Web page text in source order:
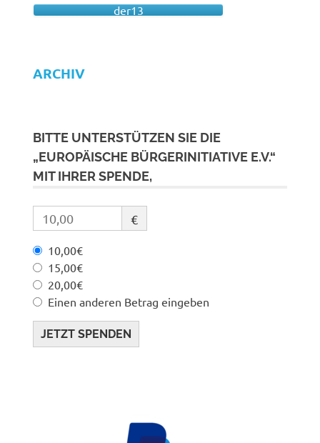
der13
ARCHIV
BITTE UNTERSTÜTZEN SIE DIE
„EUROPÄISCHE BÜRGERINITIATIVE E.V.“
MIT IHRER SPENDE,
€
10,00€
15,00€
20,00€
Einen anderen Betrag eingeben
JETZT SPENDEN